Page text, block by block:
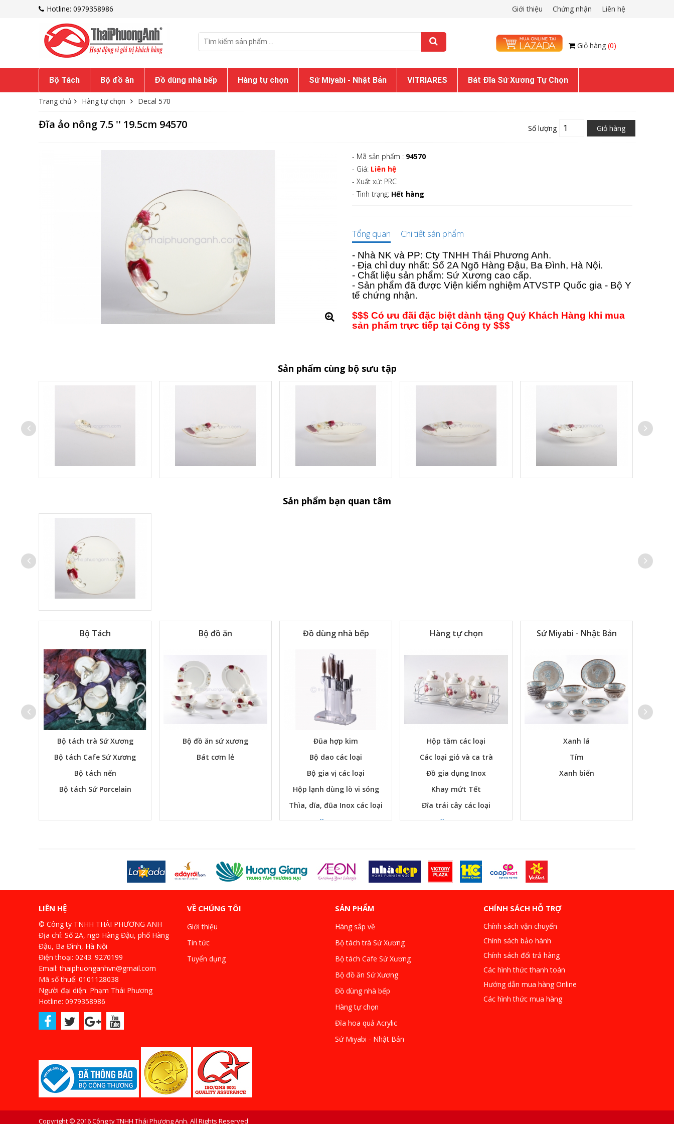
Hotline: 0979358986 Liên hệ
Chứng nhận
Giới thiệu
Giỏ hàng (0)
Bộ Tách Bộ đồ ăn Đồ dùng nhà bếp Hàng tự chọn Sứ Miyabi - Nhật Bản VITRIARES Bát Đĩa Sứ Xương Tự Chọn
Trang chủ Hàng tự chọn Decal 570
Đĩa ảo nông 7.5 '' 19.5cm 94570 Số lượng Giỏ hàng
- Mã sản phẩm : 94570
- Giá: Liên hệ
- Xuất xứ: PRC
- Tình trạng: Hết hàng
Tổng quan Chi tiết sản phẩm
- Nhà NK và PP: Cty TNHH Thái Phương Anh.
- Địa chỉ duy nhất: Số 2A Ngõ Hàng Đậu, Ba Đình, Hà Nội.
- Chất liệu sản phẩm: Sứ Xương cao cấp.
- Sản phẩm đã được Viện kiểm nghiệm ATVSTP Quốc gia - Bộ Y
tế chứng nhận.
$$$ Có ưu đãi đặc biệt dành tặng Quý Khách Hàng khi mua
sản phẩm trực tiếp tại Công ty $$$
Sản phẩm cùng bộ sưu tập
Sản phẩm bạn quan tâm
Bộ Tách
Bộ tách trà Sứ Xương
Bộ tách Cafe Sứ Xương
Bộ tách nến
Bộ tách Sứ Porcelain
Bộ đồ ăn
Bộ đồ ăn sứ xương
Bát cơm lẻ
Đồ dùng nhà bếp
Đũa hợp kim
Bộ dao các loại
Bộ gia vị các loại
Hộp lạnh dùng lò vi sóng
Thìa, dĩa, đũa Inox các loại
Xem ngay
Hàng tự chọn
Hộp tăm các loại
Các loại giỏ và ca trà
Đồ gia dụng Inox
Khay mứt Tết
Đĩa trái cây các loại
Xem ngay
Sứ Miyabi - Nhật Bản
Xanh lá
Tím
Xanh biển
LIÊN HỆ
© Công ty TNHH THÁI PHƯƠNG ANH
Địa chỉ: Số 2A, ngõ Hàng Đậu, phố Hàng
Đậu, Ba Đình, Hà Nội
Điện thoại: 0243. 9270199
Email: thaiphuonganhvn@gmail.com
Mã số thuế: 0101128038
Người đại diện: Phạm Thái Phương
Hotline: 0979358986
VỀ CHÚNG TÔI
Giới thiệu
Tin tức
Tuyển dụng
SẢN PHẨM
Hàng sắp về
Bộ tách trà Sứ Xương
Bộ tách Cafe Sứ Xương
Bộ đồ ăn Sứ Xương
Đồ dùng nhà bếp
Hàng tự chọn
Đĩa hoa quả Acrylic
Sứ Miyabi - Nhật Bản
CHÍNH SÁCH HỖ TRỢ
Chính sách vận chuyển
Chính sách bảo hành
Chính sách đổi trả hàng
Các hình thức thanh toán
Hướng dẫn mua hàng Online
Các hình thức mua hàng
Copyright © 2016 Công ty TNHH Thái Phương Anh. All Rights Reserved